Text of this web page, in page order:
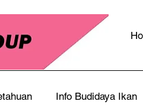
Info Budidaya Ikan